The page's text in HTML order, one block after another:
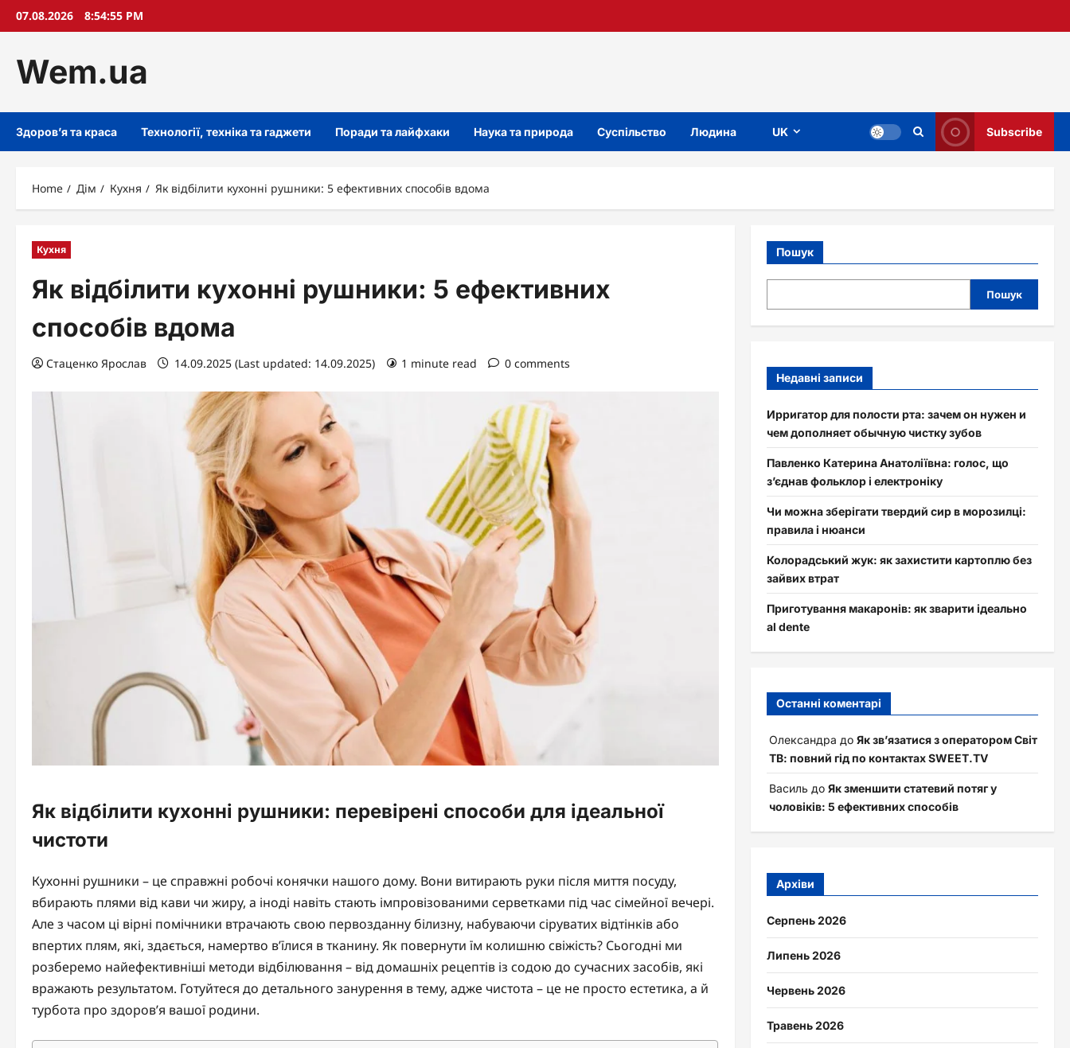
Skip07.08.2026 8:54:56 PM
Wem.ua
Здоров’я та краса Технології, техніка та гаджети Поради та лайфхаки Наука та природа Суспільство Людина UK Subscribe
Home Дім Кухня Як відбілити кухонні рушники: 5 ефективних способів вдома
Кухня
Як відбілити кухонні рушники: 5 ефективних
способів вдома
Стаценко Ярослав 14.09.2025 (Last updated: 14.09.2025) 1 minute read 0 comments
Як відбілити кухонні рушники: перевірені способи для ідеальної
чистоти
Кухонні рушники – це справжні робочі конячки нашого дому. Вони витирають руки після миття посуду,
вбирають плями від кави чи жиру, а іноді навіть стають імпровізованими серветками під час сімейної вечері.
Але з часом ці вірні помічники втрачають свою первозданну білизну, набуваючи сіруватих відтінків або
впертих плям, які, здається, намертво в’їлися в тканину. Як повернути їм колишню свіжість? Сьогодні ми
розберемо найефективніші методи відбілювання – від домашніх рецептів із содою до сучасних засобів, які
вражають результатом. Готуйтеся до детального занурення в тему, адже чистота – це не просто естетика, а й
турбота про здоров’я вашої родини.
Пошук
Пошук
Недавні записи
Ирригатор для полости рта: зачем он нужен и
чем дополняет обычную чистку зубов
Павленко Катерина Анатоліївна: голос, що
з’єднав фольклор і електроніку
Чи можна зберігати твердий сир в морозилці:
правила і нюанси
Колорадський жук: як захистити картоплю без
зайвих втрат
Приготування макаронів: як зварити ідеально
al dente
Останні коментарі
Олександра до Як зв’язатися з оператором Світ
ТВ: повний гід по контактах SWEET.TV
Василь до Як зменшити статевий потяг у
чоловіків: 5 ефективних способів
Архіви
Серпень 2026
Липень 2026
Червень 2026
Травень 2026